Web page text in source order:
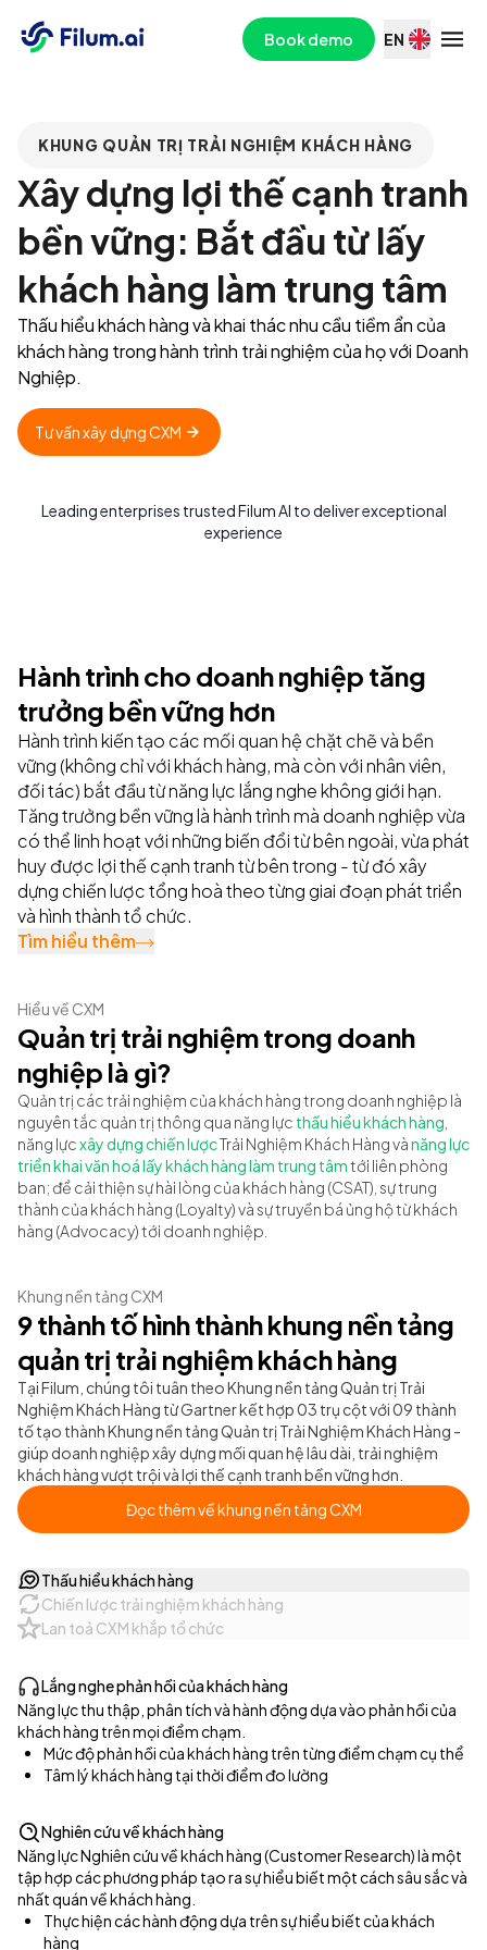
Book demo EN
KHUNG QUẢN TRỊ TRẢI NGHIỆM KHÁCH HÀNG
Xây dựng lợi thế cạnh tranh
bền vững: Bắt đầu từ lấy
khách hàng làm trung tâm
Thấu hiểu khách hàng và khai thác nhu cầu tiềm ẩn của
khách hàng trong hành trình trải nghiệm của họ với Doanh
Nghiệp.
Tư vấn xây dựng CXM
Leading enterprises trusted Filum AI to deliver exceptional
experience
Hành trình cho doanh nghiệp tăng
trưởng bền vững hơn
Hành trình kiến tạo các mối quan hệ chặt chẽ và bền
vững (không chỉ với khách hàng, mà còn với nhân viên,
đối tác) bắt đầu từ năng lực lắng nghe không giới hạn.
Tăng trưởng bền vững là hành trình mà doanh nghiệp vừa
có thể linh hoạt với những biến đổi từ bên ngoài, vừa phát
huy được lợi thế cạnh tranh từ bên trong - từ đó xây
dựng chiến lược tổng hoà theo từng giai đoạn phát triển
và hình thành tổ chức.
Tìm hiểu thêm
Hiểu về CXM
Quản trị trải nghiệm trong doanh
nghiệp là gì?
Quản trị các trải nghiệm của khách hàng trong doanh nghiệp là
nguyên tắc quản trị thông qua năng lực thấu hiểu khách hàng
năng lực xây dựng chiến lược Trải Nghiệm Khách Hàng và năng lực
triển khai văn hoá lấy khách hàng làm trung tâm tới liên phòng
ban; để cải thiện sự hài lòng của khách hàng (CSAT), sự trung
thành của khách hàng (Loyalty) và sự truyền bá ủng hộ từ khách
hàng (Advocacy) tới doanh nghiệp.
Khung nền tảng CXM
9 thành tố hình thành khung nền tảng
quản trị trải nghiệm khách hàng
Tại Filum, chúng tôi tuân theo Khung nền tảng Quản trị Trải
Nghiệm Khách Hàng từ Gartner kết hợp 03 trụ cột với 09 thành
tố tạo thành Khung nền tảng Quản trị Trải Nghiệm Khách Hàng -
giúp doanh nghiệp xây dựng mối quan hệ lâu dài, trải nghiệm
khách hàng vượt trội và lợi thế cạnh tranh bền vững hơn.
Đọc thêm về khung nền tảng CXM
Thấu hiểu khách hàng
Chiến lược trải nghiệm khách hàng
Lan toả CXM khắp tổ chức
Lắng nghe phản hồi của khách hàng
Năng lực thu thập, phân tích và hành động dựa vào phản hồi của
khách hàng trên mọi điểm chạm.
Mức độ phản hồi của khách hàng trên từng điểm chạm cụ thể
Tâm lý khách hàng tại thời điểm đo lường
Nghiên cứu về khách hàng
Năng lực Nghiên cứu về khách hàng (Customer Research) là một
tập hợp các phương pháp tạo ra sự hiểu biết một cách sâu sắc và
nhất quán về khách hàng.
Thực hiện các hành động dựa trên sự hiểu biết của khách
hàng